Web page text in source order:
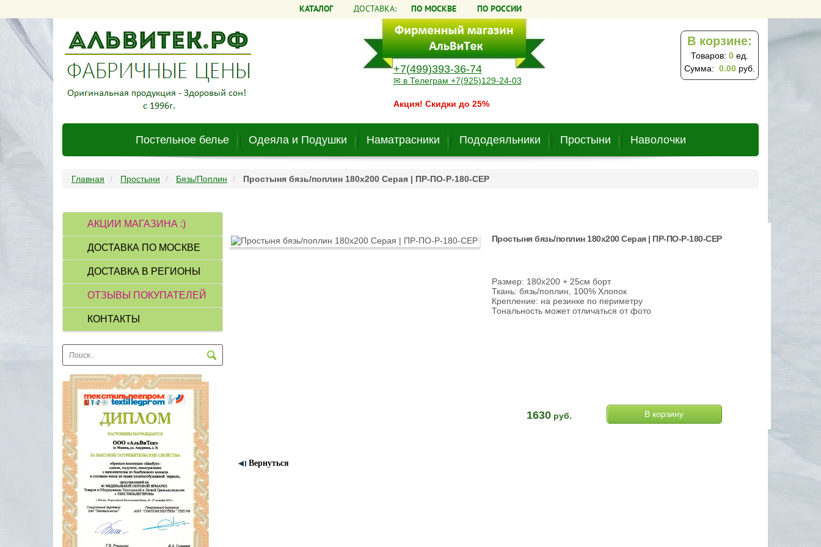
КАТАЛОГ ДОСТАВКА: ПО МОСКВЕ ПО РОССИИ
+7(499)393-36-74
✉ в Телеграм +7(925)129-24-03
Акция! Скидки до 25%
В корзине:
Товаров: 0 ед.
Сумма: 0.00 руб.
Постельное белье Одеяла и Подушки Наматрасники Пододеяльники Простыни Наволочки
Главная Простыни Бязь/Поплин Простыня бязь/поплин 180х200 Серая | ПР-ПО-Р-180-СЕР
АКЦИИ МАГАЗИНА :)
ДОСТАВКА ПО МОСКВЕ
ДОСТАВКА В РЕГИОНЫ
ОТЗЫВЫ ПОКУПАТЕЛЕЙ
КОНТАКТЫ
Простыня бязь/поплин 180х200 Серая | ПР-ПО-Р-180-СЕР
Размер: 180х200 + 25см борт
Ткань: бязь/поплин, 100% Хлопок
Крепление: на резинке по периметру
Тональность может отличаться от фото
1630руб.
Вернуться